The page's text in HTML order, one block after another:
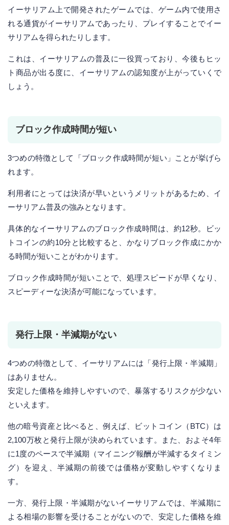
イーサリアム上で開発されたゲームでは、ゲーム内で使用さ
れる通貨がイーサリアムであったり、プレイすることでイー
サリアムを得られたりします。
これは、イーサリアムの普及に一役買っており、今後もヒッ
ト商品が出る度に、イーサリアムの認知度が上がっていくで
しょう。
ブロック作成時間が短い
3つめの特徴として「ブロック作成時間が短い」ことが挙げら
れます。
利用者にとっては決済が早いというメリットがあるため、イ
ーサリアム普及の強みとなります。
具体的なイーサリアムのブロック作成時間は、約12秒。ビッ
トコインの約10分と比較すると、かなりブロック作成にかか
る時間が短いことがわかります。
ブロック作成時間が短いことで、処理スピードが早くなり、
スピーディーな決済が可能になっています。
発行上限・半減期がない
4つめの特徴として、イーサリアムには「発行上限・半減期」
はありません。
安定した価格を維持しやすいので、暴落するリスクが少ない
といえます。
他の暗号資産と比べると、例えば、ビットコイン（BTC）は
2,100万枚と発行上限が決められています。また、およそ4年
に1度のペースで半減期（マイニング報酬が半減するタイミン
グ）を迎え、半減期の前後では価格が変動しやすくなりま
す。
一方、発行上限・半減期がないイーサリアムでは、半減期に
よる相場の影響を受けることがないので、安定した価格を維